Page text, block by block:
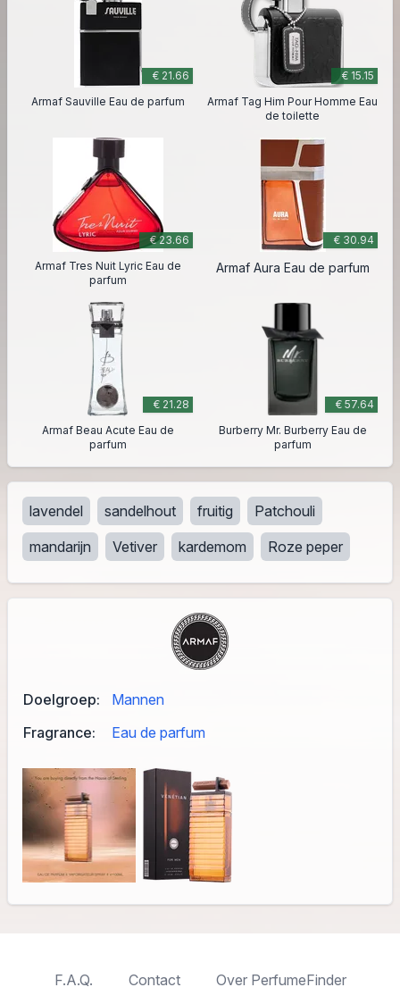
Doelgroep:
Mannen
Fragrance:
Eau de parfum
€ 21.66
Armaf Sauville Eau de parfum
€ 15.15
Armaf Tag Him Pour Homme Eau
de toilette
€ 23.66
Armaf Tres Nuit Lyric Eau de
parfum
€ 30.94
Armaf Aura Eau de parfum
€ 21.28
Armaf Beau Acute Eau de
parfum
€ 57.64
Burberry Mr. Burberry Eau de
parfum
lavendel sandelhout fruitig
Patchouli
mandarijn
Vetiver kardemom Roze peper
F.A.Q. Contact Over PerfumeFinder